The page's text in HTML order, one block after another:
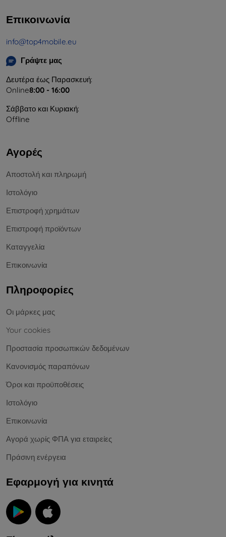
Επικοινωνία
info@top4mobile.eu
Γράψτε μας
Δευτέρα έως Παρασκευή:
Online8:00 - 16:00
Σάββατο και Κυριακή:
Offline
Αγορές
Αποστολή και πληρωμή
Ιστολόγιο
Επιστροφή χρημάτων
Επιστροφή προϊόντων
Καταγγελία
Επικοινωνία
Πληροφορίες
Οι μάρκες μας
Your cookies
Προστασία προσωπικών δεδομένων
Κανονισμός παραπόνων
Όροι και προϋποθέσεις
Ιστολόγιο
Επικοινωνία
Αγορά χωρίς ΦΠΑ για εταιρείες
Πράσινη ενέργεια
Εφαρμογή για κινητά